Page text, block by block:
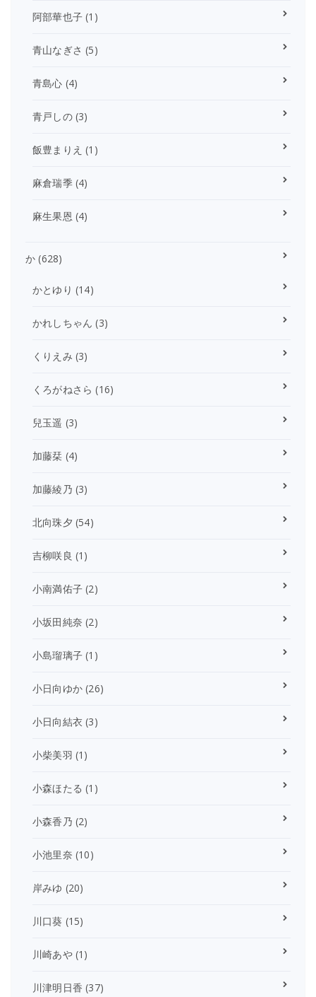
阿部華也子 (1)
青山なぎさ (5)
青島心 (4)
青戸しの(3)
飯豊まりえ (1)
麻倉瑞季(4)
麻生果恩 (4)
か (628)
かとゆり (14)
かれしちゃん (3)
くりえみ (3)
くろがねさら (16)
兒玉遥 (3)
加藤栞 (4)
加藤綾乃 (3)
北向珠夕 (54)
吉柳咲良 (1)
小南満佑子 (2)
小坂田純奈 (2)
小島瑠璃子 (1)
小日向ゆか (26)
小日向結衣 (3)
小柴美羽 (1)
小森ほたる (1)
小森香乃 (2)
小池里奈 (10)
岸みゆ (20)
川口葵 (15)
川崎あや(1)
川津明日香 (37)